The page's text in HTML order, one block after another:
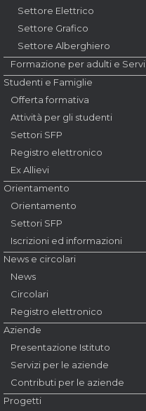
Settore Elettrico
Settore Grafico
Settore Alberghiero
Formazione per adulti e
Studenti e Famiglie
Offerta formativa
Attività per gli studenti
Settori SFP
Registro elettronico
Ex Allievi
Orientamento
Orientamento
Settori SFP
Iscrizioni ed informazioni
News e circolari
News
Circolari
Registro elettronico
Aziende
Presentazione Istituto
Servizi per le aziende
Contributi per le aziende
Progetti